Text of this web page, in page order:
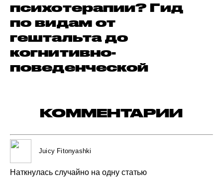
психотерапии? Гид
по видам от
гештальта до
когнитивно-
поведенческой
КОММЕНТАРИИ
Juicy Fitonyashki
Наткнулась случайно на одну статью